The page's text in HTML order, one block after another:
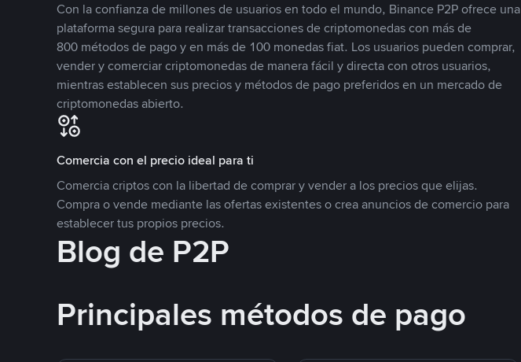
Con la confianza de millones de usuarios en todo el mundo, Binance P2P ofrece una
plataforma segura para realizar transacciones de criptomonedas con más de
800 métodos de pago y en más de 100 monedas fiat. Los usuarios pueden comprar,
vender y comerciar criptomonedas de manera fácil y directa con otros usuarios,
mientras establecen sus precios y métodos de pago preferidos en un mercado de
criptomonedas abierto.
Comercia con el precio ideal para ti
Comercia criptos con la libertad de comprar y vender a los precios que elijas.
Compra o vende mediante las ofertas existentes o crea anuncios de comercio para
establecer tus propios precios.
Blog de P2P
Principales métodos de pago